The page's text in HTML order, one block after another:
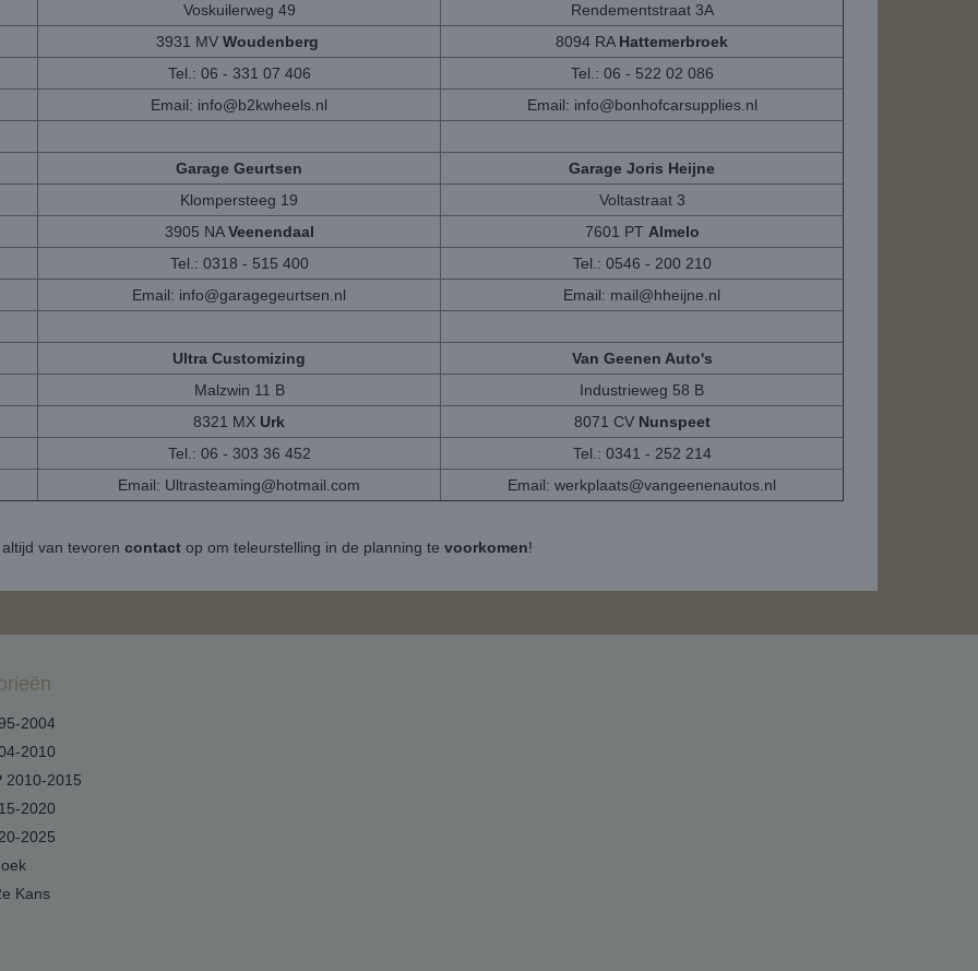
Voskuilerweg 49
Rendementstraat 3A
3931 MV Woudenberg 8094 RA Hattemerbroek
Tel.: 06 - 331 07 406
Tel.: 06 - 522 02 086
Email: info@b2kwheels.nl Email: info@bonhofcarsupplies.nl
Garage Geurtsen
Garage Joris Heijne
Klompersteeg 19
Voltastraat 3
3905 NAVeenendaal 7601 PT Almelo
Tel.: 0318 - 515 400
Tel.: 0546 - 200 210
Email: info@garagegeurtsen.nl Email: mail@hheijne.nl
Ultra Customizing
Van Geenen Auto's
Malzwin 11 B
Industrieweg 58 B
8321 MX Urk 8071 CV Nunspeet
Tel.: 06 - 303 36 452
Tel.: 0341 - 252 214
Email: Ultrasteaming@hotmail.com Email: werkplaats@vangeenenautos.nl
van tevoren contact op om teleurstelling in de planning te voorkomen!
2004
2010
2010-2015
2020
2025
Kans